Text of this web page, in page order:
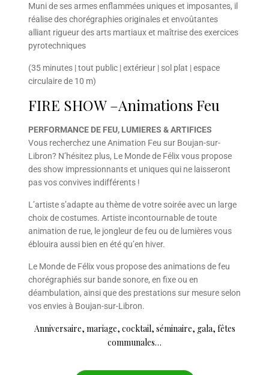
Muni de ses armes enflammées uniques et imposantes, il
réalise des chorégraphies originales et envoûtantes
alliant rigueur des arts martiaux et maîtrise des exercices
pyrotechniques
(35 minutes | tout public | extérieur | sol plat | espace
circulaire de 10 m)
FIRE SHOW –Animations Feu
PERFORMANCE DE FEU, LUMIERES & ARTIFICES
Vous recherchez une Animation Feu sur Boujan-sur-
Libron? N’hésitez plus, Le Monde de Félix vous propose
des show impressionnants et uniques qui ne laisseront
pas vos convives indifférents !
L’artiste s’adapte au thème de votre soirée avec un large
choix de costumes. Artiste incontournable de toute
animation de rue, le jongleur de feu ou de lumières vous
éblouira aussi bien en été qu’en hiver.
Le Monde de Félix vous propose des animations de feu
chorégraphiés sur bande sonore, en fixe ou en
déambulation, ainsi que des prestations sur mesure selon
vos envies à Boujan-sur-Libron.
Anniversaire, mariage, cocktail, séminaire, gala, fêtes
communales…